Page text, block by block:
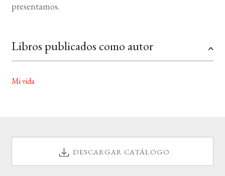
presentamos.
Libros publicados como autor
Mi vida
DESCARGAR CATÁLOGO